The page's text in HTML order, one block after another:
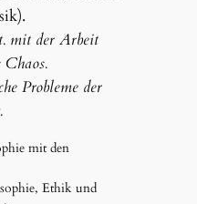
mit der Arbeit
Probleme der
mit den
Ethik und